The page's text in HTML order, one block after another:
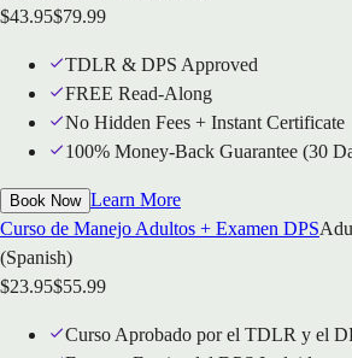
$43.95$79.99
TDLR & DPS Approved
FREE Read-Along
No Hidden Fees + Instant Certificate
100% Money-Back Guarantee (30
Book Now Learn More
Curso de Manejo Adultos + Examen DPS
(Spanish)
$23.95$55.99
Curso Aprobado por el TDLR y el